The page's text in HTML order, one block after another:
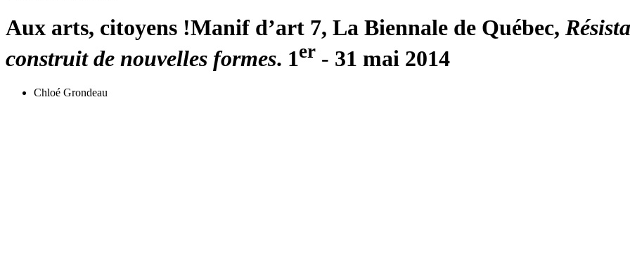
Aux arts, citoyens !Manif d’art 7, La Biennale de Québec,
construit de nouvelles formes. 1er - 31 mai 2014
Chloé Grondeau